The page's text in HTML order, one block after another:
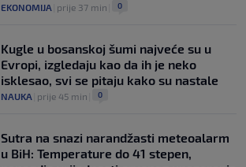
EKONOMIJA prije 37 min 0
Kugle u bosanskoj šumi najveće su u
Evropi, izgledaju kao da ih je neko
isklesao, svi se pitaju kako su nastale
NAUKA prije 45 min 0
Sutra na snazi narandžasti meteoalarm
u BiH: Temperature do 41 stepen,